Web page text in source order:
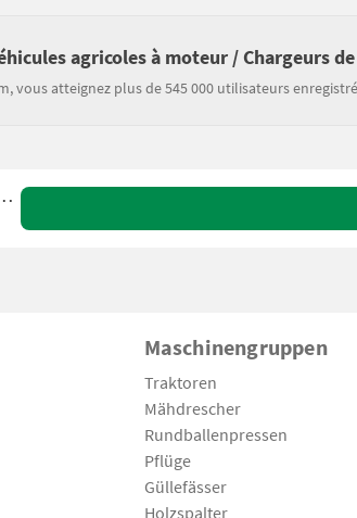
agricoles à moteur / Chargeurs
vous atteignez plus de 545 000 utilisateurs
K2 TT
Maschinengruppen
Traktoren
Mähdrescher
Rundballenpressen
Pflüge
Güllefässer
Holzspalter